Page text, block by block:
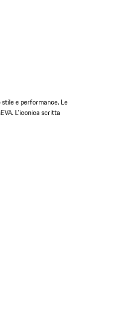
e performance. Le
L'iconica scritta